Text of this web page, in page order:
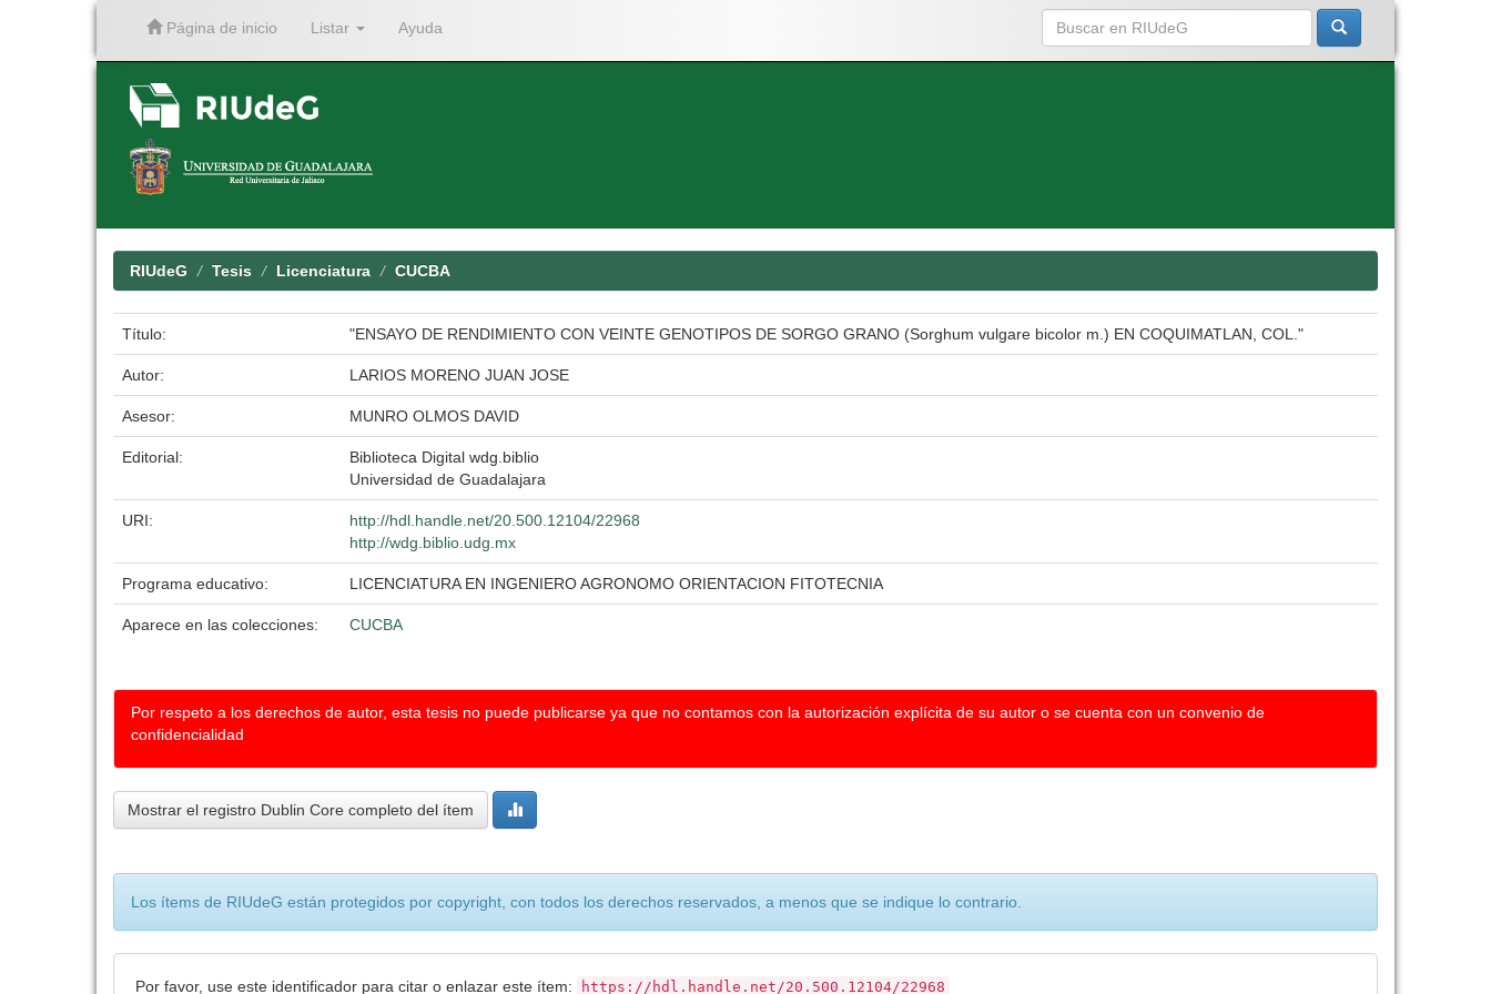
Página de inicio Listar Ayuda
RIUdeG Tesis Licenciatura CUCBA
Título: "ENSAYO DE RENDIMIENTO CON VEINTE GENOTIPOS DE SORGO GRANO (Sorghum vulgare bicolor m.) EN COQUIMATLAN, COL."
Autor: LARIOS MORENO JUAN JOSE
Asesor: MUNRO OLMOS DAVID
Editorial:
Biblioteca Digital wdg.biblio
Universidad de Guadalajara
URI:
http://hdl.handle.net/20.500.12104/22968
http://wdg.biblio.udg.mx
Programa educativo: LICENCIATURA EN INGENIERO AGRONOMO ORIENTACION FITOTECNIA
Aparece en las colecciones: CUCBA
Por respeto a los derechos de autor, esta tesis no puede publicarse ya que no contamos con la autorización explícita de su autor o se cuenta con un convenio de
confidencialidad
Mostrar el registro Dublin Core completo del ítem
Los ítems de RIUdeG están protegidos por copyright, con todos los derechos reservados, a menos que se indique lo contrario.
Por favor, use este identificador para citar o enlazar este ítem: https://hdl.handle.net/20.500.12104/22968